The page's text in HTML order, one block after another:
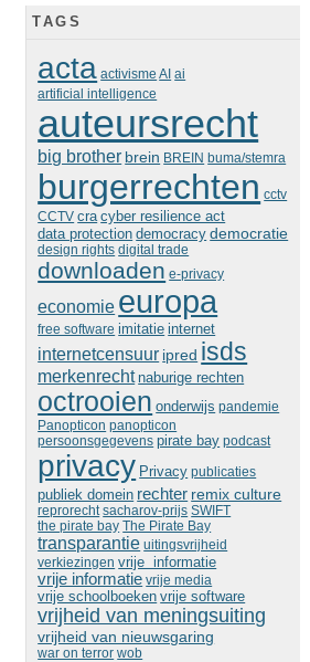
TAGS
acta activisme AI ai
artificial intelligence
auteursrecht
big brother brein BREIN buma/stemra
burgerrechten cctv
CCTV cra cyber resilience act
data protection democracy democratie
design rights digital trade
downloaden e-privacy
economie europa
free software imitatie internet
internetcensuur ipred isds
merkenrecht naburige rechten
octrooien onderwijs pandemie
Panopticon panopticon
persoonsgegevens pirate bay podcast
privacy Privacy publicaties
publiek domein rechter remix culture
reprorecht sacharov-prijs SWIFT
the pirate bay The Pirate Bay
transparantie uitingsvrijheid
verkiezingen vrije informatie
vrije informatie vrije media
vrije schoolboeken vrije software
vrijheid van meningsuiting
vrijheid van nieuwsgaring
war on terror wob